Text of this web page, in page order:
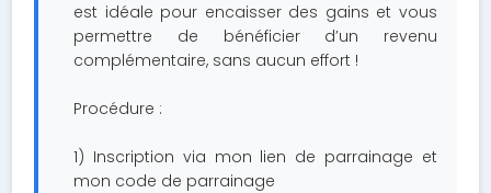
est idéale pour encaisser des gains et vous
permettre de bénéficier d’un revenu
complémentaire, sans aucun effort !
Procédure :
1) Inscription via mon lien de parrainage et
mon code de parrainage